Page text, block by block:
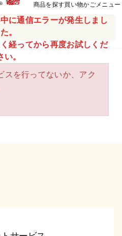
に通信エラーが発生しまし
た。
経ってから再度お試しくだ
い。
商品を探す買い物かごメニュー
スを行ってないか、アク